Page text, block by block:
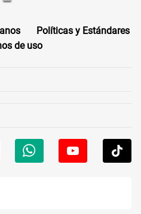
Políticas y Estándares
de uso